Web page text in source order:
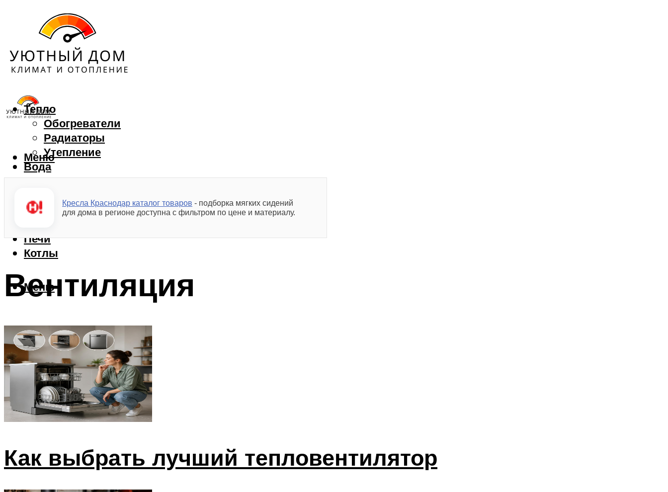
Тепло
Обогреватели
Радиаторы
Утепление
Вода
Водонагреватели
Вентиляция
Печи
Котлы
Меню
Меню
Кресла Краснодар каталог товаров - подборка мягких сидений
для дома в регионе доступна с фильтром по цене и материалу.
Вентиляция
Как выбрать лучший тепловентилятор